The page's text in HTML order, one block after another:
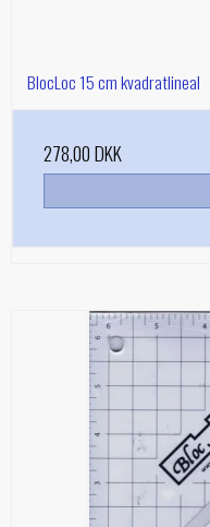
BlocLoc 15 cm kvadratlineal
278,00 DKK